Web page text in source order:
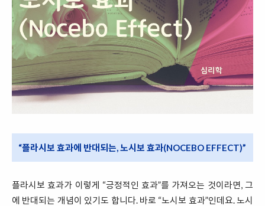
“플라시보 효과에 반대되는, 노시보 효과(NOCEBO EFFECT)”
플라시보 효과가 이렇게 “긍정적인 효과”를 가져오는 것이라면, 그
에 반대되는 개념이 있기도 합니다. 바로 “노시보 효과”인데요. 노시